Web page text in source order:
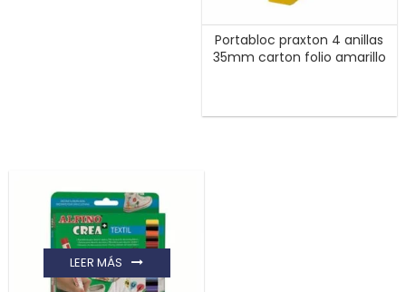
Portabloc praxton 4 anillas
35mm carton folio amarillo
LEER MÁS